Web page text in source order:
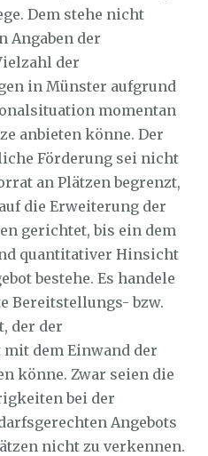
Dem stehe nicht
Angaben der
der
in Münster aufgrund
momentan
anbieten könne. Der
Förderung sei nicht
an Plätzen begrenzt,
die Erweiterung der
gerichtet, bis ein dem
quantitativer Hinsicht
bestehe. Es handele
Bereitstellungs- bzw.
der der
dem Einwand der
könne. Zwar seien die
bei der
Angebots
nicht zu verkennen.